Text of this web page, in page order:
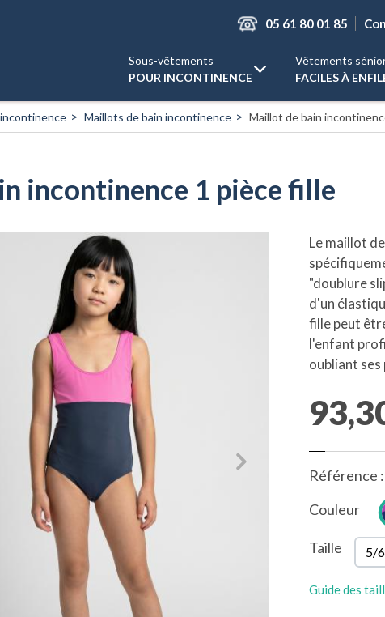
05 61 80 01 85
Sous-vêtements
POUR INCONTINENCE
Vêtements
FACILES À
Maillots de bain incontinence Maillot de bain
incontinence 1 pièce fille
Le maillot
"doublure
d'un
fille peut
l'enfant
oubliant
Référence :
Couleur
Taille
Guide des